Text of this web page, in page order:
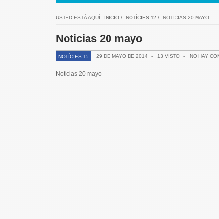
USTED ESTÁ AQUÍ: INICIO/ NOTÍCIES 12 / NOTICIAS 20 MAYO
Noticias 20 mayo
NOTÍCIES 12 29 DE MAYO DE 2014 - 13 VISTO - NO HAY
Noticias 20 mayo